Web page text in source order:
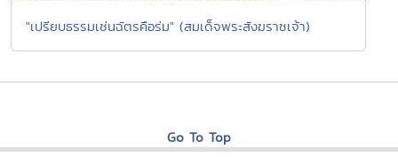
"เปรียบธรรมเช่นฉัตรคือร่ม" (สมเด็จพระสังฆราชเจ้า)
Go To Top